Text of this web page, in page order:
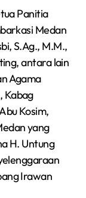
Panitia
Medan
S.Ag., M.M.,
antara lain
Agama
Kabag
Kosim,
yang
H. Untung
Irawan